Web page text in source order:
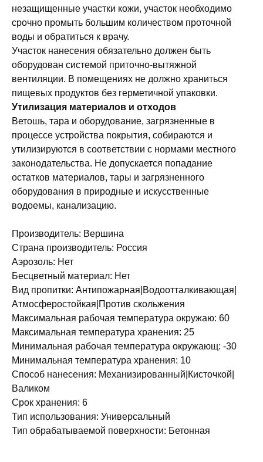
незащищенные участки кожи, участок необходимо
срочно промыть большим количеством проточной
воды и обратиться к врачу.
Участок нанесения обязательно должен быть
оборудован системой приточно-вытяжной
вентиляции. В помещениях не должно храниться
пищевых продуктов без герметичной упаковки.
Утилизация материалов и отходов
Ветошь, тара и оборудование, загрязненные в
процессе устройства покрытия, собираются и
утилизируются в соответствии с нормами местного
законодательства. Не допускается попадание
остатков материалов, тары и загрязненного
оборудования в природные и искусственные
водоемы, канализацию.
Производитель: Вершина
Страна производитель: Россия
Аэрозоль: Нет
Бесцветный материал: Нет
Вид пропитки: Антипожарная|Водоотталкивающая|
Атмосферостойкая|Против скольжения
Максимальная рабочая температура окружаю: 60
Максимальная температура хранения: 25
Минимальная рабочая температура окружающ: -30
Минимальная температура хранения: 10
Способ нанесения: Механизированный|Кисточкой|
Валиком
Срок хранения: 6
Тип использования: Универсальный
Тип обрабатываемой поверхности: Бетонная